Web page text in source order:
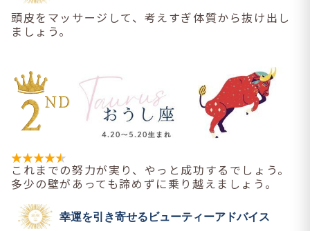
頭皮をマッサージして、考えすぎ体質から抜け出し
ましょう。
これまでの努力が実り、やっと成功するでしょう。
多少の壁があっても諦めずに乗り越えましょう。
幸運を引き寄せるビューティーアドバイス